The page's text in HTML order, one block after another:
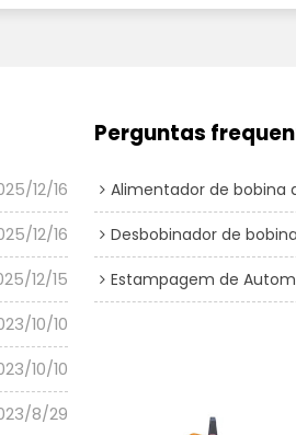
12/16
12/16
12/15
10/10
10/10
8/29
Perguntas
Alimentador de bobina
Desbobinador de bobina
Estampagem de